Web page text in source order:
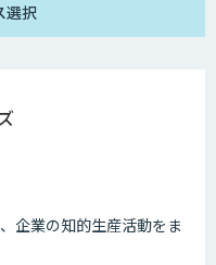
選択
企業の知的生産活動をま